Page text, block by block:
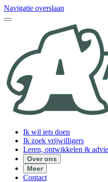
Navigatie overslaan
Ik wil iets doen
Ik zoek vrijwilligers
Leren, ontwikkelen &
Over ons
Meer
Contact